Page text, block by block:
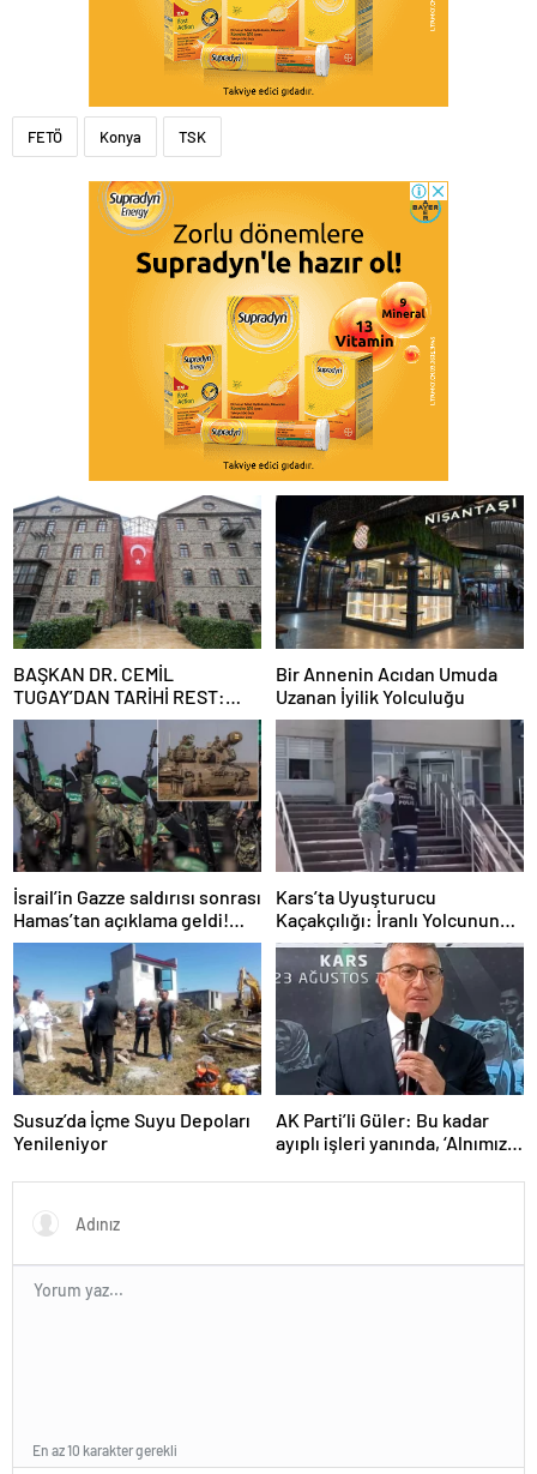
FETÖ Konya TSK
BAŞKAN DR. CEMİL
TUGAY’DAN TARİHİ REST:
“İZMİR’İN MALINA
ÇÖKTÜRMEM, HALKIN
HAKKINI KİMSEYE
YEDİRMEM!”
Bir Annenin Acıdan Umuda
Uzanan İyilik Yolculuğu
İsrail’in Gazze saldırısı sonrası
Hamas’tan açıklama geldi!
ABD’yi işaret ettiler
Kars’ta Uyuşturucu
Kaçakçılığı: İranlı Yolcunun
Makatında 203 Gram
Metamfetamin Bulundu
Susuz’da İçme Suyu Depoları
Yenileniyor
AK Parti’li Güler: Bu kadar
ayıplı işleri yanında, ‘Alnımız
diyor
En az 10 karakter gerekli